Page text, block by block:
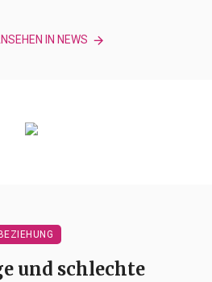
IN NEWS
BEZIEHUNG
und schlechte